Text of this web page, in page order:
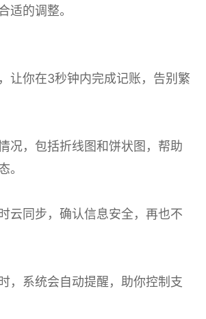
适的调整。
让你在3秒钟内完成记账，告别繁
况，包括折线图和饼状图，帮助
。
云同步，确认信息安全，再也不
，系统会自动提醒，助你控制支